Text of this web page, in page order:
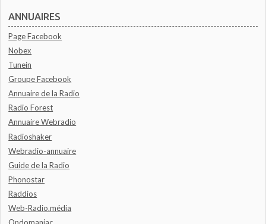
ANNUAIRES
Page Facebook
Nobex
Tunein
Groupe Facebook
Annuaire de la Radio
Radio Forest
Annuaire Webradio
Radioshaker
Webradio-annuaire
Guide de la Radio
Phonostar
Raddios
Web-Radio.média